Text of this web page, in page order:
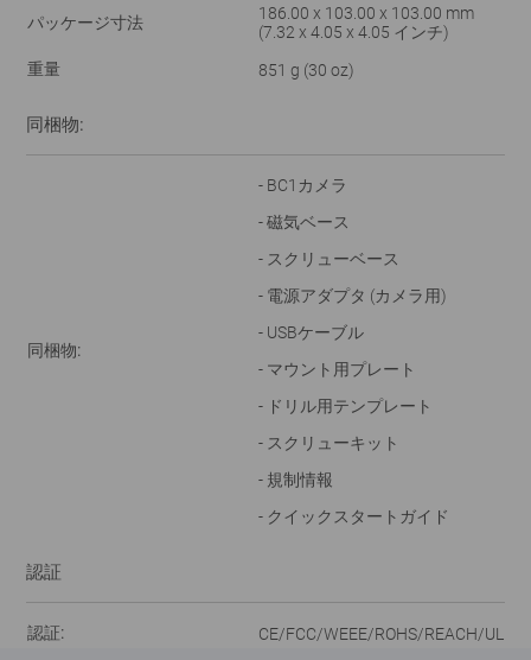
パッケージ寸法
186.00 x 103.00 x 103.00 mm
(7.32 x 4.05 x 4.05 インチ)
重量
851 g (30 oz)
同梱物:
同梱物:
- BC1カメラ
- 磁気ベース
- スクリューベース
- 電源アダプタ (カメラ用)
- USBケーブル
- マウント用プレート
- ドリル用テンプレート
- スクリューキット
- 規制情報
- クイックスタートガイド
認証
認証: CE/FCC/WEEE/ROHS/REACH/UL